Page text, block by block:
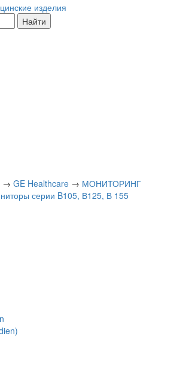
→ GE Healthcare → МОНИТОРИНГ
серии B105, В125, В 155